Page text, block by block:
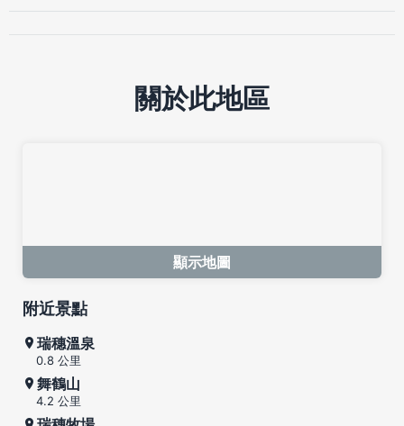
關於此地區
顯示地圖
附近景點
瑞穗溫泉
0.8 公里
舞鶴山
4.2 公里